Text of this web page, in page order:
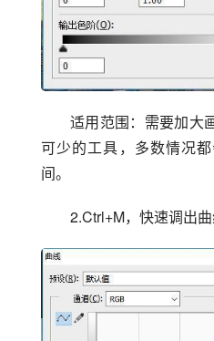
适用范围：需要加大
可少的工具，多数情况
间。
2.Ctrl+M，快速调出